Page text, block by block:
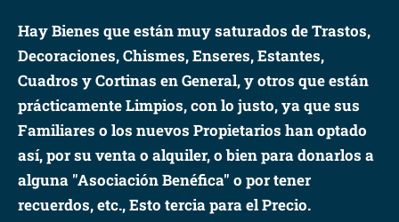
Hay Bienes que están muy saturados de Trastos,
Decoraciones, Chismes, Enseres, Estantes,
Cuadros y Cortinas en General, y otros que están
prácticamente Limpios, con lo justo, ya que sus
Familiares o los nuevos Propietarios han optado
así, por su venta o alquiler, o bien para donarlos a
alguna "Asociación Benéfica" o por tener
recuerdos, etc., Esto tercia para el Precio.